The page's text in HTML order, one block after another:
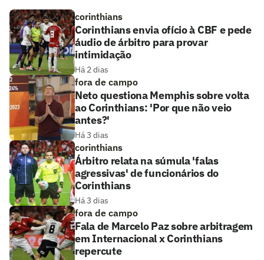
corinthians
Corinthians envia ofício à CBF e pede
áudio de árbitro para provar
intimidação
Há 2 dias
fora de campo
Neto questiona Memphis sobre volta
ao Corinthians: 'Por que não veio
antes?'
Há 3 dias
corinthians
Árbitro relata na súmula 'falas
agressivas' de funcionários do
Corinthians
Há 3 dias
fora de campo
Fala de Marcelo Paz sobre arbitragem
em Internacional x Corinthians
repercute